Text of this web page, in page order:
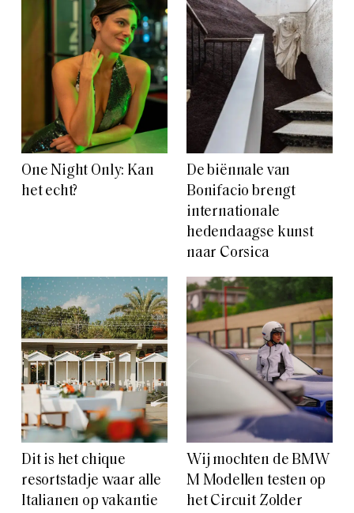
One Night Only: Kan
het echt?
De biënnale van
Bonifacio brengt
internationale
hedendaagse kunst
naar Corsica
Dit is het chique
resortstadje waar alle
Italianen op vakantie
Wij mochten de BMW
M Modellen testen op
het Circuit Zolder